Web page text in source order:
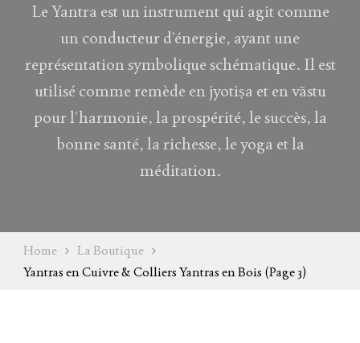
Le Yantra est un instrument qui agit comme
un conducteur d’énergie, ayant une
représentation symbolique schématique. Il est
utilisé comme remède en jyotiṣa et en vāstu
pour l’harmonie, la prospérité, le succès, la
bonne santé, la richesse, le yoga et la
méditation.
Home
La Boutique
Yantras en Cuivre & Colliers Yantras en Bois (Page 3)